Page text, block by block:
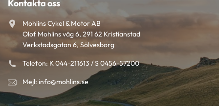
Kontakta oss
Mohlins Cykel & Motor AB
Olof Mohlins väg 6, 291 62 Kristianstad
Verkstadsgatan 6, Sölvesborg
Telefon: K 044-211613 / S 0456-57200
Mejl: info@mohlins.se